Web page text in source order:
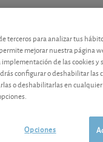
Telefónica
Telefónica
terceros para analizar tus
mejorar nuestra página
de las cookies
configurar o deshabilitar las
o deshabilitarlas en
Opciones